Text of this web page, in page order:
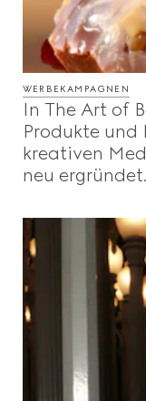
WERBEKAMPAGNEN
In The Art of
Produkte und
kreativen
neu ergründet.